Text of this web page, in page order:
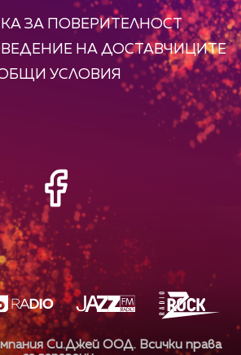
ЗА ПОВЕРИТЕЛНОСТ
НА ДОСТАВЧИЦИТЕ
УСЛОВИЯ
Си.Джей ООД. Всички права